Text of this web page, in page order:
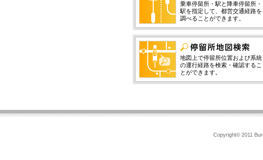
乗車停留所・駅と降車停留所・
駅を指定して、都営交通経路を
調べることができます。
地図上で停留所位置および系統
の運行経路を検索・確認するこ
とができます。
Copyright© 2011